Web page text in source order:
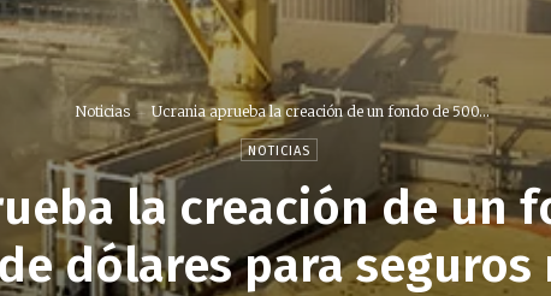
Noticias Ucrania aprueba la creación de un fondo de 500...
NOTICIAS
la creación de un
dólares para